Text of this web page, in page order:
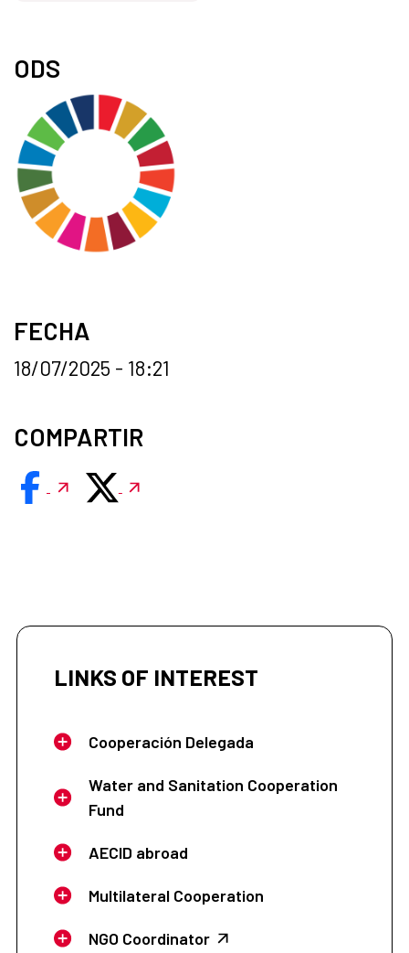
ODS
FECHA
18/07/2025 - 18:21
COMPARTIR
LINKS OF INTEREST
Cooperación Delegada
Water and Sanitation Cooperation
Fund
AECID abroad
Multilateral Cooperation
NGO Coordinator